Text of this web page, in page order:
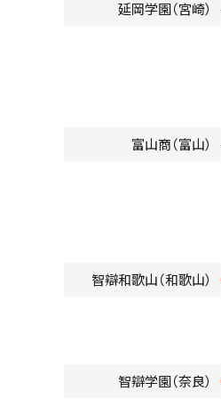
延岡学園（宮崎）
富山商（富山）
智辯和歌山（和歌山）
智辯学園（奈良）